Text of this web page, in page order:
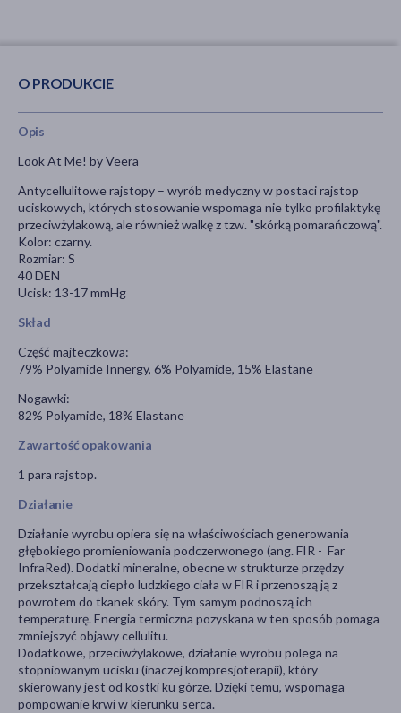
O PRODUKCIE
Opis
Look At Me! by Veera
Antycellulitowe rajstopy – wyrób medyczny w postaci rajstop
uciskowych, których stosowanie wspomaga nie tylko profilaktykę
przeciwżylakową, ale również walkę z tzw. "skórką pomarańczową".
Kolor: czarny.
Rozmiar: S
40 DEN
Ucisk: 13-17 mmHg
Skład
Część majteczkowa:
79% Polyamide Innergy, 6% Polyamide, 15% Elastane
Nogawki:
82% Polyamide, 18% Elastane
Zawartość opakowania
1 para rajstop.
Działanie
Działanie wyrobu opiera się na właściwościach generowania
głębokiego promieniowania podczerwonego (ang. FIR - Far
InfraRed). Dodatki mineralne, obecne w strukturze przędzy
przekształcają ciepło ludzkiego ciała w FIR i przenoszą ją z
powrotem do tkanek skóry. Tym samym podnoszą ich
temperaturę. Energia termiczna pozyskana w ten sposób pomaga
zmniejszyć objawy cellulitu.
Dodatkowe, przeciwżylakowe, działanie wyrobu polega na
stopniowanym ucisku (inaczej kompresjoterapii), który
skierowany jest od kostki ku górze. Dzięki temu, wspomaga
pompowanie krwi w kierunku serca.